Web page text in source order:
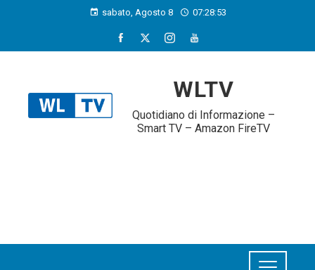
sabato, Agosto 8 07:28:54
WLTV
Quotidiano di Informazione –
Smart TV – Amazon FireTV